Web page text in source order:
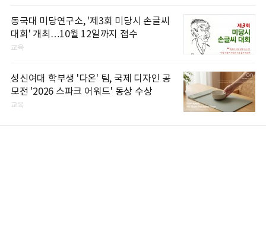
동국대 미당연구소, '제3회 미당시 손글씨
대회' 개최…10월 12일까지 접수
교육
성신여대 학부생 '다온' 팀, 국제 디자인 공
모전 '2026 스파크 어워드' 동상 수상
교육